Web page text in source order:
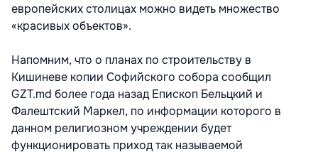
европейских столицах можно видеть множество
«красивых объектов».
Напомним, что о планах по строительству в
Кишиневе копии Софийского собора сообщил
GZT.md более года назад Епископ Бельцкий и
Фалештский Маркел, по информации которого в
данном религиозном учреждении будет
функционировать приход так называемой